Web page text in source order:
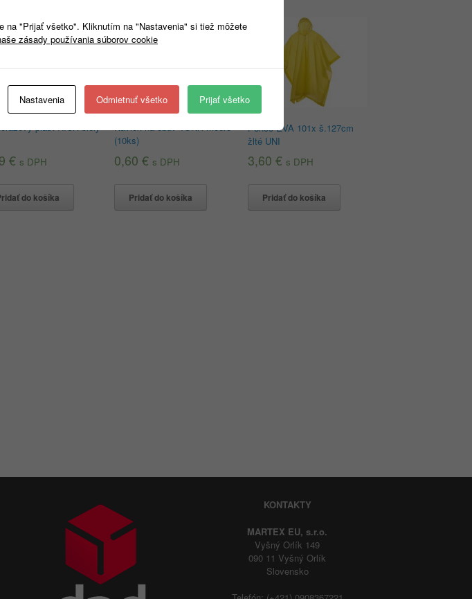
plášť RICK biely
€ s DPH
do košíka
Návlek na obuv TONK modré
(10ks)
0,60€ s DPH
Pridať do košíka
Pončo EVA 101x š.127cm
žlté UNI
3,60 € s DPH
Pridať do košíka
KONTAKTY
MARTEX EU, s.r.o.
Vyšný Orlík 149
090 11 Vyšný Orlík
Slovensko
"Prijať všetko". Kliknutím na "Nastavenia" si tiež môžete
zásady používania súborov cookie
Nastavenia Odmietnuť všetko Prijať všetko